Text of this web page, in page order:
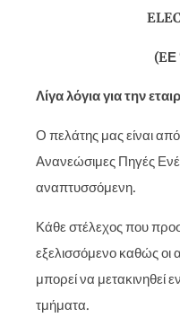
(EΕ
Λίγα λόγια για την
Ο πελάτης μας είναι από
Ανανεώσιμες Πηγές
αναπτυσσόμενη.
Κάθε στέλεχος που
εξελισσόμενο καθώς
μπορεί να μετακινηθεί
τμήματα.